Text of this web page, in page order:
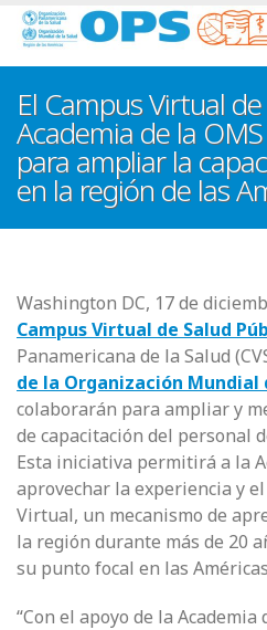
Pasar
contenido
El Campus Virtual
Academia de la
para ampliar la
en la región de las
Washington DC, 17 de
Campus Virtual de Salud
Panamericana de la Salud
de la Organización Mundial
colaborarán para ampliar y
de capacitación del personal
Esta iniciativa permitirá a la
aprovechar la experiencia y
Virtual, un mecanismo de
la región durante más de 20
su punto focal en las
“Con el apoyo de la Academia